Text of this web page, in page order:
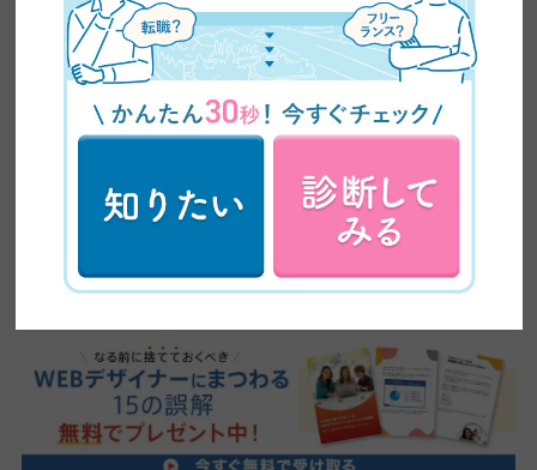
転職後も常に学び続ける姿勢をもつ
WEBデザイナーは常に学び続ける姿勢を持つことが大切です。
IT業界はトレンドの移り変わりが激しい業界で、日々新しい技術
最新のトレンドや技術を学習して自分のものにすることで、自分
自身の市場価値を高めることにつながるでしょう。仕事と勉強の
リアを積むためにも頑張ることが必要です。